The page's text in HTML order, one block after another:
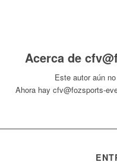
Acerca de
Este autor aún
Ahora hay cfv@fozsports-